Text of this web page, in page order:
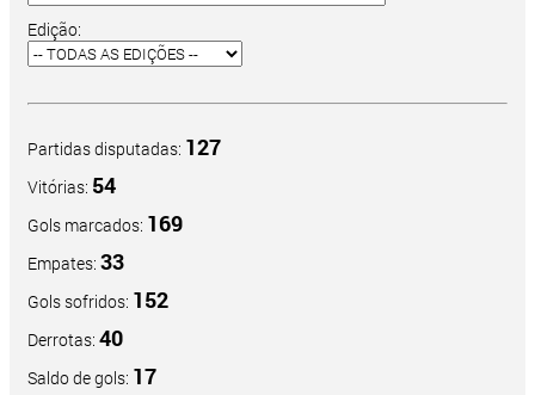
Edição:
Partidas disputadas: 127
Vitórias: 54
Gols marcados: 169
Empates: 33
Gols sofridos: 152
Derrotas: 40
Saldo de gols: 17